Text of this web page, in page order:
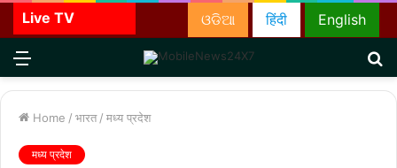
Live TV English
हिंदी
ଓଡିଆ
Menu
Home / भारत / मध्य प्रदेश
मध्य प्रदेश